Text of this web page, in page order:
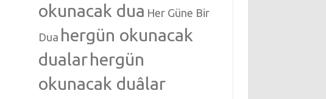
okunacak dua Her Güne Bir
Dua hergün okunacak
dualarhergün
okunacak duâlar